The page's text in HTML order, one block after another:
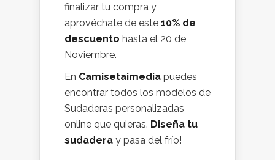
finalizar tu compra y
aprovéchate de este 10% de
descuento hasta el 20 de
Noviembre.
En Camisetaimedia puedes
encontrar todos los modelos de
Sudaderas personalizadas
online que quieras. Diseña tu
sudadera y pasa del frío!